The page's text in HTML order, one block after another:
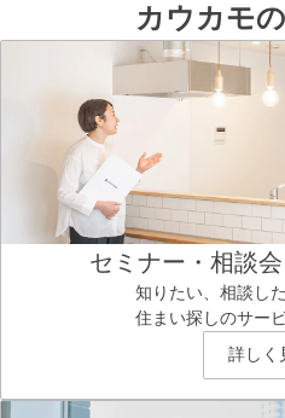
カウカモ
セミナー・相談
知りたい、相談し
住まい探しのサー
詳しく